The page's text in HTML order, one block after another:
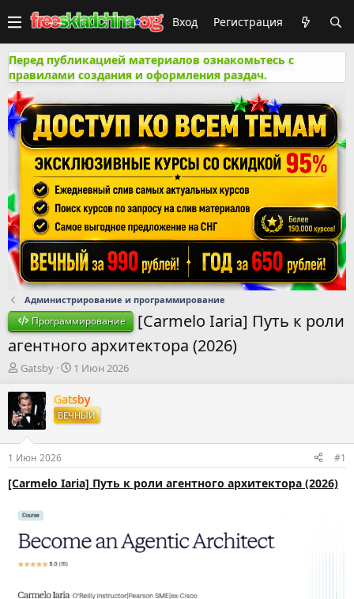
Вход Регистрация
Перед публикацией материалов ознакомьтесь с
правилами создания и оформления раздач.
Администрирование и программирование
Программирование
[Carmelo Iaria] Путь к роли
агентного архитектора (2026)
А
т
о
р
т
е
м
ы
Gatsby
Д
т
а
н
а
л
1 Июн 2026
Gatsby
ВЕЧНЫЙ
1 Июн 2026 #1
[Carmelo Iaria] Путь к роли агентного архитектора (2026)